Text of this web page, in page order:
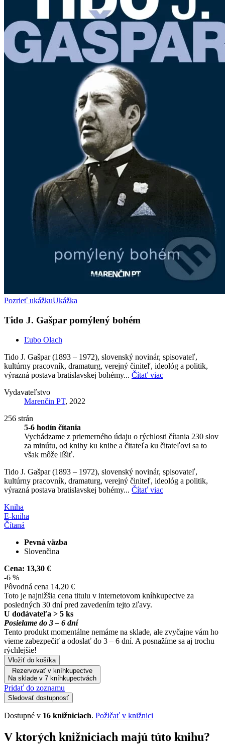
Pozrieť ukážkuUkážka
Tido J. Gašpar pomýlený bohém
Ľubo Olach
Tido J. Gašpar (1893 – 1972), slovenský novinár, spisovateľ,
kultúrny pracovník, dramaturg, verejný činiteľ, ideológ a politik,
výrazná postava bratislavskej bohémy... Čítať viac
Vydavateľstvo
Marenčin PT, 2022
256 strán
5-6 hodín čítania
Vychádzame z priemerného údaju o rýchlosti čítania 230 slov
za minútu, od knihy ku knihe a čitateľa ku čitateľovi sa to
však môže líšiť.
Tido J. Gašpar (1893 – 1972), slovenský novinár, spisovateľ,
kultúrny pracovník, dramaturg, verejný činiteľ, ideológ a politik,
výrazná postava bratislavskej bohémy... Čítať viac
Kniha
E-kniha
Čítaná
Pevná väzba
Slovenčina
Cena: 13,30 €
-6 %
Pôvodná cena 14,20 €
Toto je najnižšia cena titulu v internetovom kníhkupectve za
posledných 30 dní pred zavedením tejto zľavy.
U dodávateľa > 5 ks
Posielame do 3 – 6 dní
Tento produkt momentálne nemáme na sklade, ale zvyčajne vám ho
vieme zabezpečiť a odoslať do 3 – 6 dní. A posnažíme sa aj trochu
rýchlejšie!
Vložiť do košíka
Rezervovať v kníhkupectve
Na sklade v 7 kníhkupectvách
Pridať do zoznamu
Sledovať dostupnosť
Dostupné v 16 knižniciach. Požičať v knižnici
V ktorých knižniciach majú túto knihu?